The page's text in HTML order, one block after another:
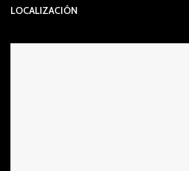
LOCALIZACIÓN